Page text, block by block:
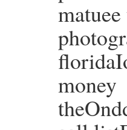
money